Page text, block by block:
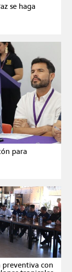
se haga
para
preventiva con